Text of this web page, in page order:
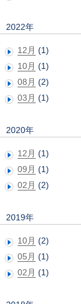
2022年
12月 (1)
10月 (1)
08月 (2)
03月 (1)
2020年
12月 (1)
09月 (1)
02月 (2)
2019年
10月 (2)
05月 (1)
02月 (1)